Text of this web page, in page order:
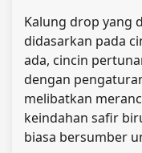
Kalung drop yang
didasarkan pada
ada, cincin
dengan
melibatkan
keindahan safir
biasa bersumber